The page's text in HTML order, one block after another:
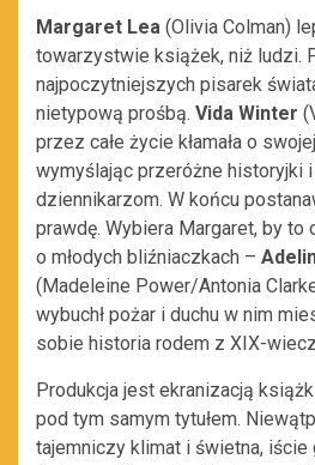
Margaret Lea (Olivia Colman)
towarzystwie książek, niż ludzi.
najpoczytniejszych pisarek
nietypową prośbą. Vida Winter
przez całe życie kłamała o
wymyślając przeróżne historyjki
dziennikarzom. W końcu
prawdę. Wybiera Margaret, by to
o młodych bliźniaczkach –
(Madeleine Power/Antonia
wybuchł pożar i duchu w nim
sobie historia rodem z XIX-
Produkcja jest ekranizacją
pod tym samym tytułem.
tajemniczy klimat i świetna, iście